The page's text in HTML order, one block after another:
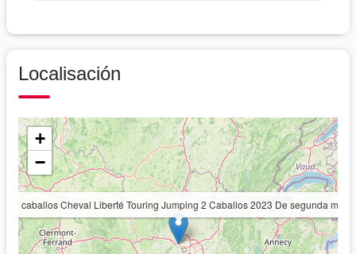
Localisación
Van caballos Cheval Liberté Touring Jumping 2 Caballos 2023 De segunda mano
+
−